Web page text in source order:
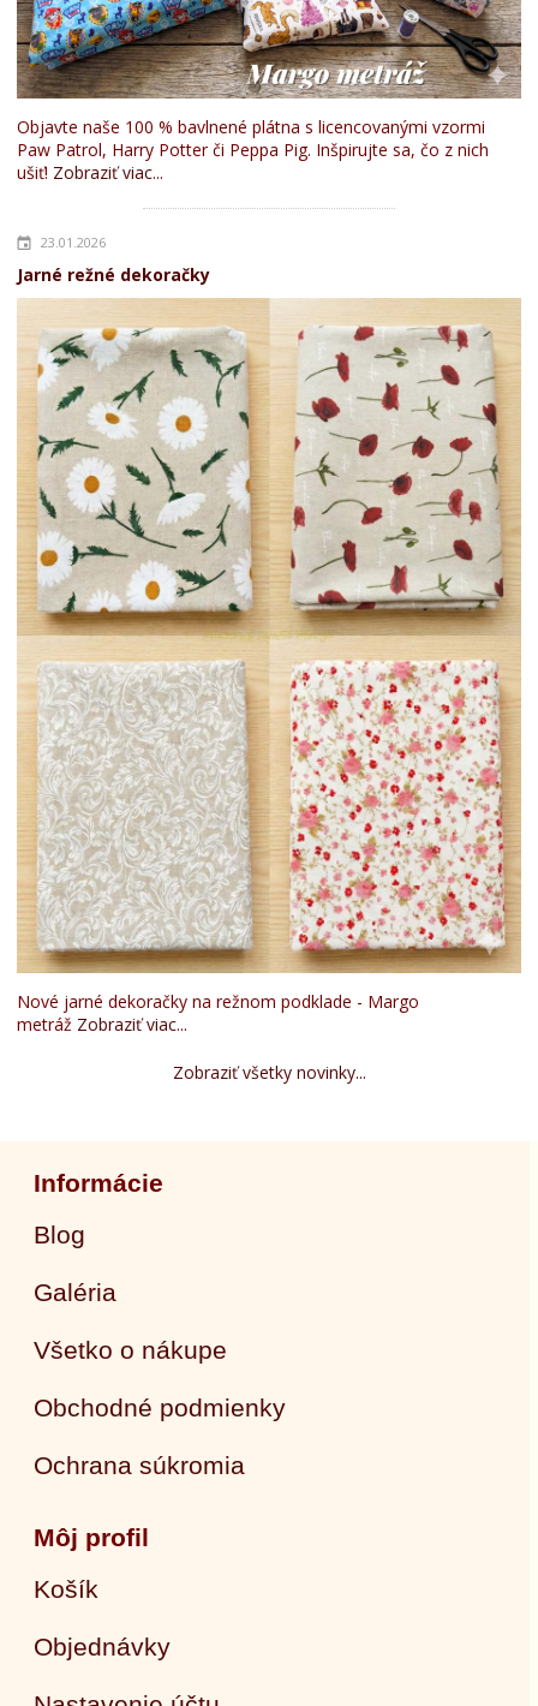
Objavte naše 100 % bavlnené plátna s licencovanými vzormi
Paw Patrol, Harry Potter či Peppa Pig. Inšpirujte sa, čo z nich
ušiť! Zobraziť viac...
23.01.2026
Jarné režné dekoračky
Nové jarné dekoračky na režnom podklade - Margo
metráž Zobraziť viac...
Zobraziť všetky novinky...
Informácie
Blog
Galéria
Všetko o nákupe
Obchodné podmienky
Ochrana súkromia
Môj profil
Košík
Objednávky